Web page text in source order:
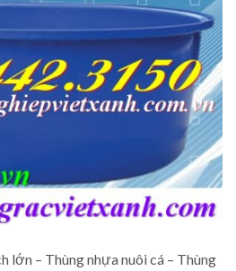
lớn – Thùng nhựa nuôi cá – Thùng